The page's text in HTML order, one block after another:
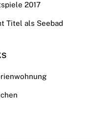
2017
Titel als Seebad